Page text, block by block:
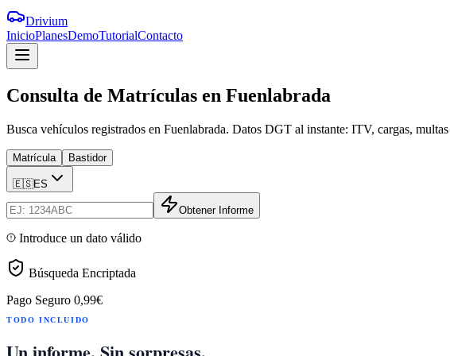
Drivium
InicioPlanesDemoTutorialContacto
Consulta de Matrículas en Fuenlabrada
Busca vehículos registrados en Fuenlabrada. Datos DGT al instante: ITV, cargas,
Matrícula Bastidor
🇪🇸ES
Obtener Informe
Introduce un dato válido
Búsqueda Encriptada
Pago Seguro 0,99€
TODO INCLUIDO